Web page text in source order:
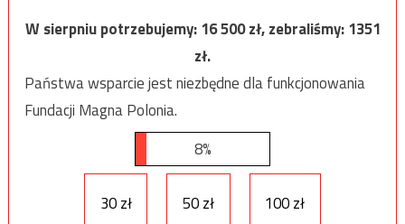
W sierpniu potrzebujemy:16 500zł, zebraliśmy:1351
zł.
Państwa wsparcie jest niezbędne dla funkcjonowania
Fundacji Magna Polonia.
8%
30 zł 50 zł 100 zł